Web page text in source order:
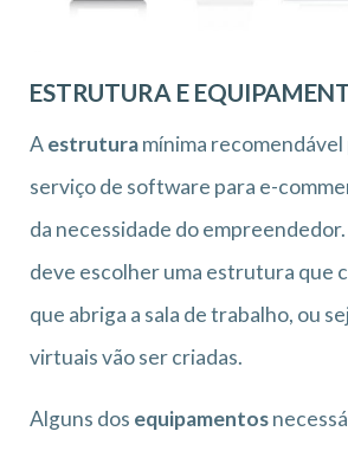
ESTRUTURA E
Aestruturamínima
serviço de software para e-
da necessidade do
deve escolher uma estrutura que
que abriga a sala de trabalho, ou
virtuais vão ser criadas.
Alguns dos equipamentos